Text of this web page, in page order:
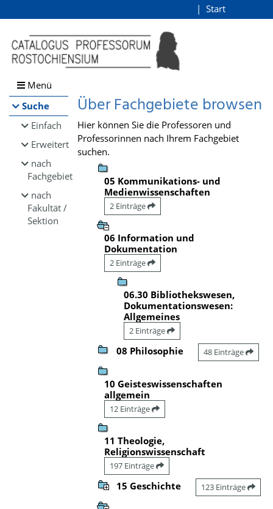
Browsen
direkt zum Inhalt
Start
Menü
Suche
Einfach
Erweitert
nach
Fachgebiet
nach
Fakultät /
Sektion
Über Fachgebiete browsen
Hier können Sie die Professoren und
Professorinnen nach Ihrem Fachgebiet
suchen.
05 Kommunikations- und
Medienwissenschaften
2 Einträge
06 Information und
Dokumentation
2 Einträge
06.30 Bibliothekswesen,
Dokumentationswesen:
Allgemeines
2 Einträge
08 Philosophie 48 Einträge
10 Geisteswissenschaften
allgemein
12 Einträge
11 Theologie,
Religionswissenschaft
197 Einträge
15 Geschichte 123 Einträge